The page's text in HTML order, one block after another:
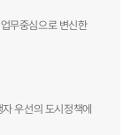
무중심으로 변신한
우선의 도시정책에